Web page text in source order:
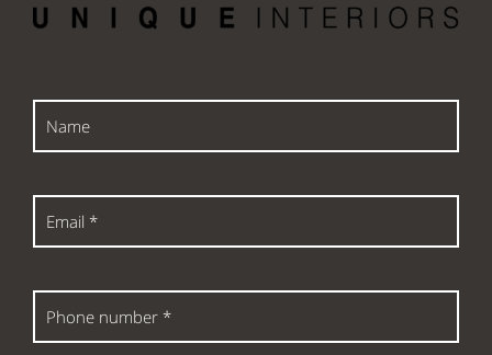
Name
Email
Phone